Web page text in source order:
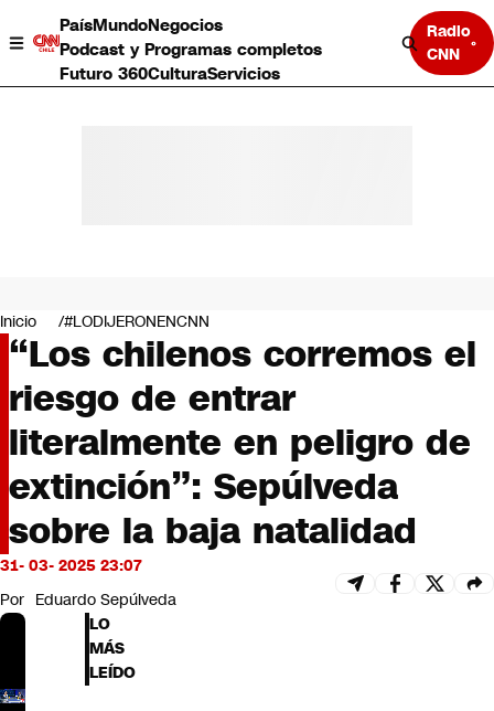
PaísMundoNegocios
Podcast y Programas completos
Futuro 360CulturaServicios
Radio
CNN
Negocios
Deportes
Programas completos
Cultura
Servicios
Bits
CNN tiempo
Futuro 360
Opinión
Inicio #LODIJERONENCNN
“Los chilenos corremos el
riesgo de entrar
literalmente en peligro de
extinción”: Sepúlveda
sobre la baja natalidad
31- 03- 2025 23:07
Por Eduardo Sepúlveda
LO
MÁS
LEÍDO